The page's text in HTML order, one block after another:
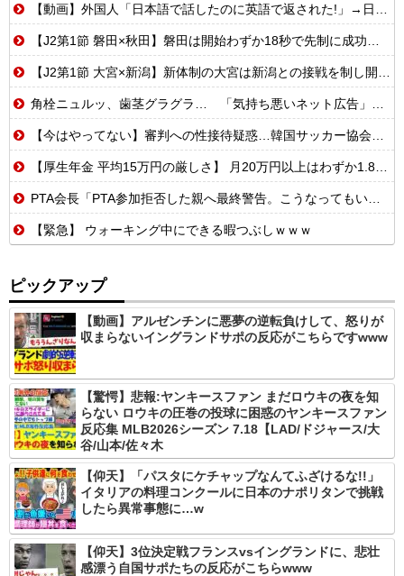
【動画】外国人「日本語で話したのに英語で返された!」→日本人「まず発音を聞かせろ」
【J2第1節 磐田×秋田】磐田は開始わずか18秒で先制に成功するも追いつかれドロー 秋葉新体制の初白星はお預けに
【J2第1節 大宮×新潟】新体制の大宮は新潟との接戦を制し開幕白星スタート！自陣からのカウンターが決まり山本桜大が決勝ゴール
角栓ニュルッ、歯茎グラグラ… 「気持ち悪いネット広告」への苦情が急増 [8/8]
【今はやってない】審判への性接待疑惑…韓国サッカー協会が声明「現在は一切発生していない」
【厚生年金 平均15万円の厳しさ】 月20万円以上はわずか1.8割、高齢夫婦は毎月4.2万円の赤字に
PTA会長「PTA参加拒否した親へ最終警告。こうなってもいい？」
【緊急】 ウォーキング中にできる暇つぶしｗｗｗ
ピックアップ
【動画】アルゼンチンに悪夢の逆転負けして、怒りが
収まらないイングランドサポの反応がこちらですwww
【驚愕】悲報:ヤンキースファン まだロウキの夜を知
らない ロウキの圧巻の投球に困惑のヤンキースファン
反応集 MLB2026シーズン 7.18【LAD/ドジャース/大
谷/山本/佐々木
【仰天】「パスタにケチャップなんてふざけるな!!」
イタリアの料理コンクールに日本のナポリタンで挑戦
したら異常事態に…w
【仰天】3位決定戦フランスvsイングランドに、悲壮
感漂う自国サポたちの反応がこちらwww